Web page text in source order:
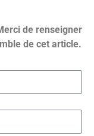
de renseigner
de cet article.